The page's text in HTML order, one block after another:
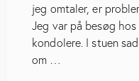
jeg omtaler, er
Jeg var på besøg
kondolere. I stuen
om …